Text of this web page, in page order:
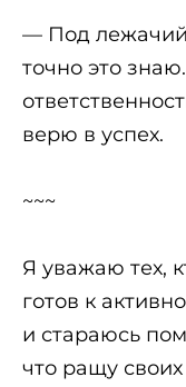
— Под лежачий
точно это
верю в успех.
~~~
Я уважаю тех,
готов к
и стараюсь
что ращу